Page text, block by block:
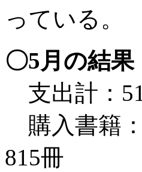
っている。
〇5月の結果
支出計：
購入書籍
815冊